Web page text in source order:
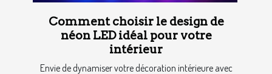
Comment choisir le design de
néon LED idéal pour votre
intérieur
Envie de dynamiser votre décoration intérieure avec